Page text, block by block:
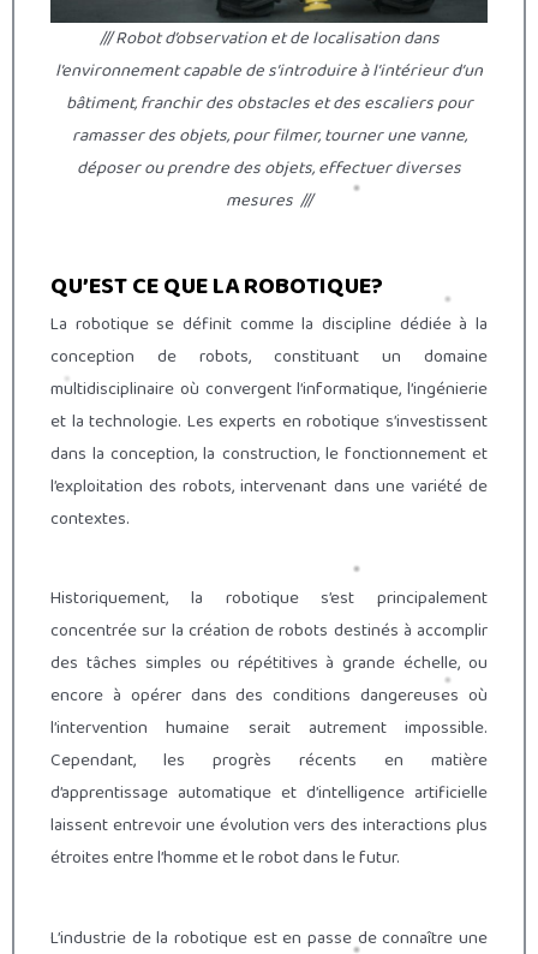
/// Robot d’observation et de localisation dans
l’environnement capable de s’introduire à l’intérieur d’un
bâtiment, franchir des obstacles et des escaliers pour
ramasser des objets, pour filmer, tourner une vanne,
déposer ou prendre des objets, effectuer diverses
mesures ///
QU’EST CE QUE LA ROBOTIQUE?
La robotique se définit comme la discipline dédiée à la
conception de robots, constituant un domaine
multidisciplinaire où convergent l’informatique, l’ingénierie
et la technologie. Les experts en robotique s’investissent
dans la conception, la construction, le fonctionnement et
l’exploitation des robots, intervenant dans une variété de
contextes.
Historiquement, la robotique s’est principalement
concentrée sur la création de robots destinés à accomplir
des tâches simples ou répétitives à grande échelle, ou
encore à opérer dans des conditions dangereuses où
l’intervention humaine serait autrement impossible.
Cependant, les progrès récents en matière
d’apprentissage automatique et d’intelligence artificielle
laissent entrevoir une évolution vers des interactions plus
étroites entre l’homme et le robot dans le futur.
L’industrie de la robotique est en passe de connaître une